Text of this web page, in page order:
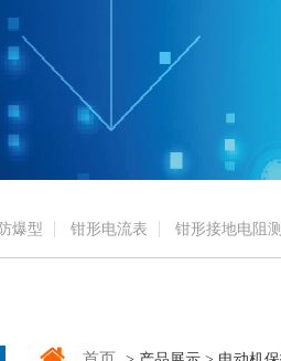
爆型 钳形电流表 钳形接地电阻